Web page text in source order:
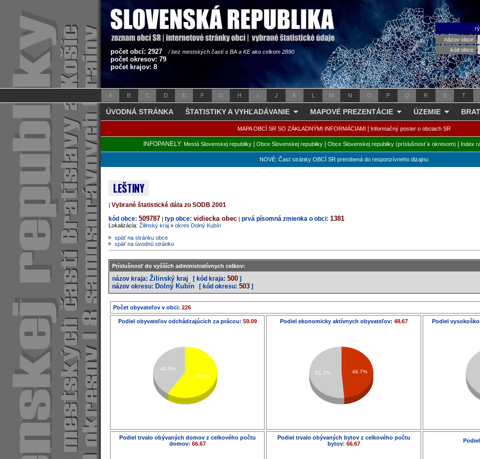
počet obcí: 2927 / bez mestských častí s BA a KE ako celkom 2890
počet okresov: 79
počet krajov: 8
názov obce:
kód obce:
A B C D E F G H I J K L M N O P Q R S T
ÚVODNÁ STRÁNKA ŠTATISTIKY A VYHĽADÁVANIE MAPOVÉ PREZENTÁCIE ÚZEMIE
MAPA OBCÍ SR SO ZÁKLADNÝMI INFORMÁCIAMI Informačný poster o obciach SR
INFOPANELY: Mestá Slovenskej republiky| Obce Slovenskej republiky| Obce Slovenskej republiky (príslušnosť k okresom) Index
NOVÉ: Časť stránky OBCÍ SR prerobená do responzívneho dizajnu
LEŠTINY
| Vybrané štatistické dáta zo SODB 2001
kód obce: 509787 | typ obce: vidiecka obec | prvá písomná zmienka o obci: 1381
Lokalizácia: Žilinský kraj » okres Dolný Kubín
späť na stránku obce
späť na úvodnú stránku
Príslušnosť do vyšších administratívnych celkov:
názov kraja: Žilinský kraj [ kód kraja: 500 ]
názov okresu: Dolný Kubín [ kód okresu: 503 ]
Počet obyvateľov v obci: 226
Podiel obyvateľov odchádzajúcich za prácou: 59.09
40.9%
59.1%
Podiel ekonomicky aktívnych obyvateľov: 48.67
48.7%
51.3%
Podiel
Podiel trvalo obývaných domov z celkového počtu
domov: 66.67
Podiel trvalo obývaných bytov z celkového počtu
bytov: 66.67